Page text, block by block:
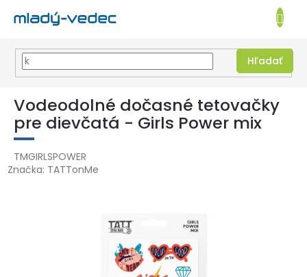
Prejsť
obsah
EUR
Hľadať
KOŠÍK
Vodeodolné dočasné tetovačky
pre dievčatá - Girls Power mix
TMGIRLSPOWER
Značka: TATTonMe